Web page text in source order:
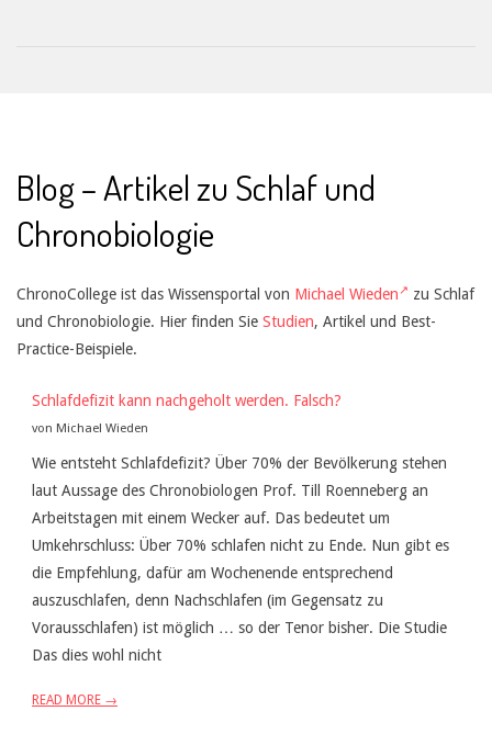
Blog – Artikel zu Schlaf und
Chronobiologie
ChronoCollege ist das Wissensportal von Michael Wieden
zu Schlaf
und Chronobiologie. Hier finden Sie Studien, Artikel und Best-
Practice-Beispiele.
Schlafdefizit kann nachgeholt werden. Falsch?
von Michael Wieden
Wie entsteht Schlafdefizit? Über 70% der Bevölkerung stehen
laut Aussage des Chronobiologen Prof. Till Roenneberg an
Arbeitstagen mit einem Wecker auf. Das bedeutet um
Umkehrschluss: Über 70% schlafen nicht zu Ende. Nun gibt es
die Empfehlung, dafür am Wochenende entsprechend
auszuschlafen, denn Nachschlafen (im Gegensatz zu
Vorausschlafen) ist möglich … so der Tenor bisher. Die Studie
Das dies wohl nicht
READ MORE →